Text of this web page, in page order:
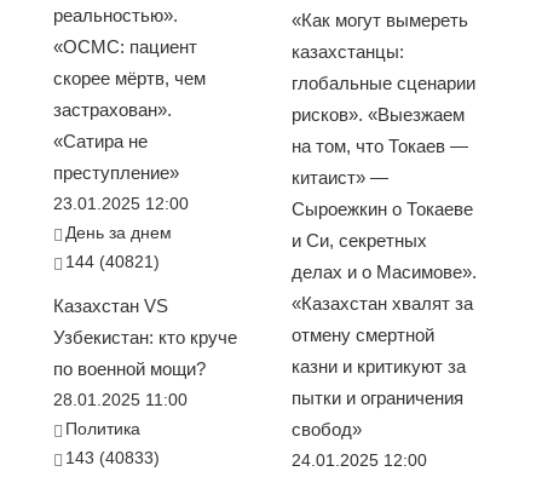
реальностью».
«ОСМС: пациент
скорее мёртв, чем
застрахован».
«Сатира не
преступление»
23.01.2025 12:00
День за днем
144 (40821)
Казахстан VS
Узбекистан: кто круче
по военной мощи?
28.01.2025 11:00
Политика
143 (40833)
«Как могут вымереть
казахстанцы:
глобальные сценарии
рисков». «Выезжаем
на том, что Токаев —
китаист» —
Сыроежкин о Токаеве
и Си, секретных
делах и о Масимове».
«Казахстан хвалят за
отмену смертной
казни и критикуют за
пытки и ограничения
свобод»
24.01.2025 12:00